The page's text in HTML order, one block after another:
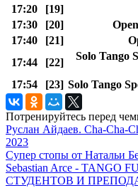
17:20
[19]
17:30
[20]
17:40
[21]
17:44
[22]
Solo Tango
17:54
[23] Solo Tango
Потренируйтесь перед
Руслан Айдаев. Cha-Cha-
2023
Супер стопы от Натальи
Sebastian Arce - TANGO
СТУДЕНТОВ И